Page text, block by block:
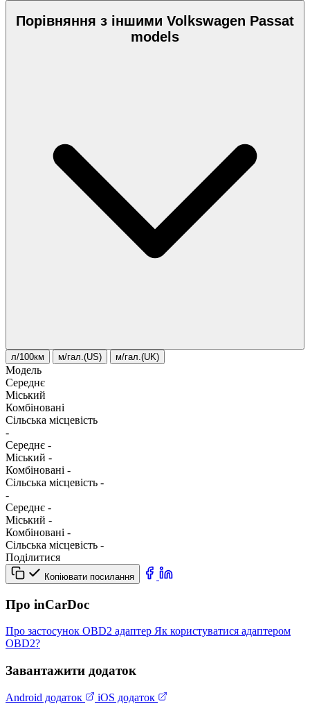
Порівняння з іншими Volkswagen Passat
models
л/100км м/гал.(US) м/гал.(UK)
Модель
Середнє
Міський
Комбіновані
Сільська місцевість
-
Середнє -
Міський -
Комбіновані -
Сільська місцевість -
-
Середнє -
Міський -
Комбіновані -
Сільська місцевість -
Поділитися
Копіювати посилання
Про inCarDoc
Про застосунок OBD2 адаптер Як користуватися адаптером
OBD2?
Завантажити додаток
Android додаток iOS додаток